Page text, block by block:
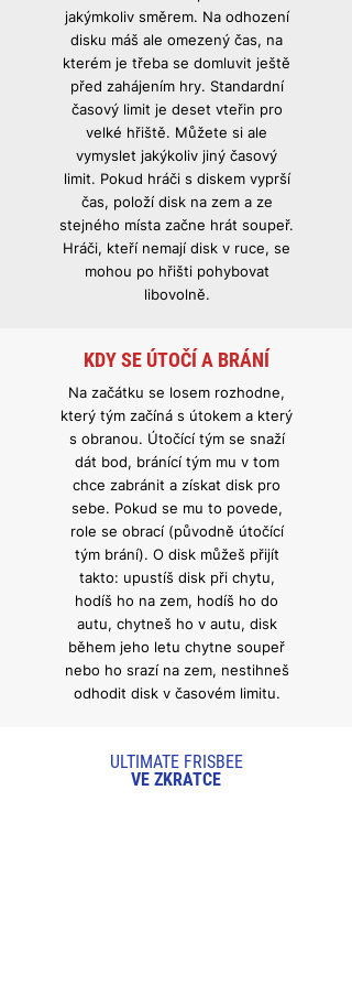
jakýmkoliv směrem. Na odhození
disku máš ale omezený čas, na
kterém je třeba se domluvit ještě
před zahájením hry. Standardní
časový limit je deset vteřin pro
velké hřiště. Můžete si ale
vymyslet jakýkoliv jiný časový
limit. Pokud hráči s diskem vyprší
čas, položí disk na zem a ze
stejného místa začne hrát soupeř.
Hráči, kteří nemají disk v ruce, se
mohou po hřišti pohybovat
libovolně.
KDY SE ÚTOČÍ A BRÁNÍ
Na začátku se losem rozhodne,
který tým začíná s útokem a který
s obranou. Útočící tým se snaží
dát bod, bránící tým mu v tom
chce zabránit a získat disk pro
sebe. Pokud se mu to povede,
role se obrací (původně útočící
tým brání). O disk můžeš přijít
takto: upustíš disk při chytu,
hodíš ho na zem, hodíš ho do
autu, chytneš ho v autu, disk
během jeho letu chytne soupeř
nebo ho srazí na zem, nestihneš
odhodit disk v časovém limitu.
ULTIMATE FRISBEE
VE ZKRATCE